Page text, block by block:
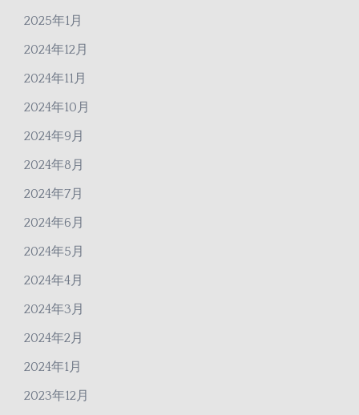
2025年1月
2024年12月
2024年11月
2024年10月
2024年9月
2024年8月
2024年7月
2024年6月
2024年5月
2024年4月
2024年3月
2024年2月
2024年1月
2023年12月